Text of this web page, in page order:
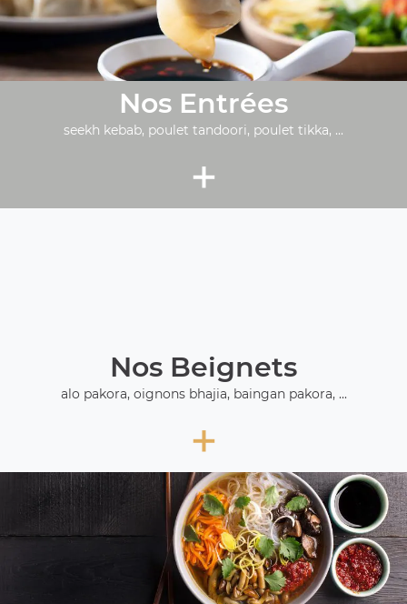
Nos Entrées
seekh kebab, poulet tandoori, poulet tikka, ...
+
Nos Beignets
alo pakora, oignons bhajia, baingan pakora, ...
+